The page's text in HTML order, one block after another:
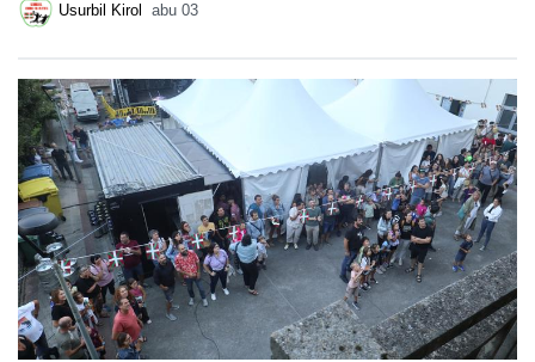
Usurbil Kirol abu 03